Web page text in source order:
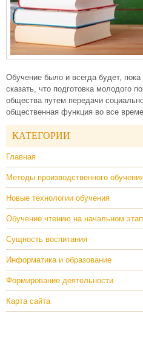
Обучение было и всегда будет,
сказать, что подготовка молодого
общества путем передачи
общественная функция во все
КАТЕГОРИИ
Главная
Методы производственного
Новые технологии обучения
Обучение чтению на начальном
Сущность воспитания
Информатика и образование
Формирование деятельности
Карта сайта